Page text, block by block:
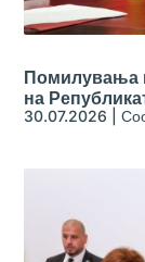
Помилувања
на
30.07.2026 |